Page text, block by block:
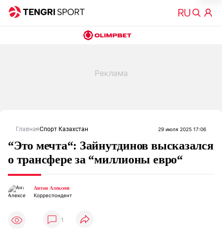
ГлавнаяСпорт Казахстан 29 июля 2025 17:06
“Это мечта“: Зайнутдинов высказался
о трансфере за “миллионы евро“
Антон Алексеев
Корреспондент
1